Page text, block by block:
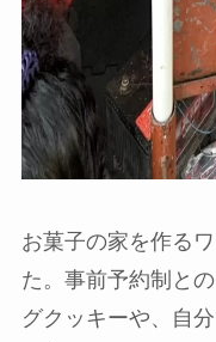
お菓子の家を作る
た。事前予約制と
グクッキーや、自